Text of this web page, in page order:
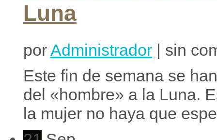
Luna
porAdministrador | sin
Este fin de semana se
del «hombre» a la Luna.
la mujer no haya que